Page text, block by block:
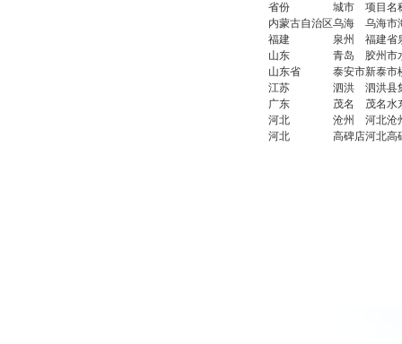
省份 城市
项目名
内蒙古自治区乌海
乌海市
福建
泉州
福建省
山东
青岛
胶州市
山东省
泰安市新泰市
江苏
泗洪
泗洪县
广东
茂名
茂名水
河北
沧州
河北沧
河北
高碑店河北高